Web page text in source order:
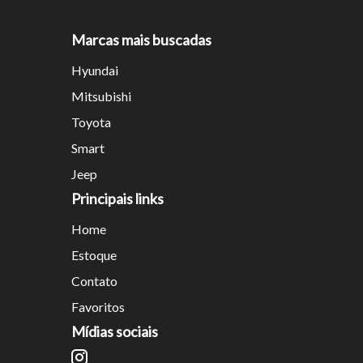
Marcas mais buscadas
Hyundai
Mitsubishi
Toyota
Smart
Jeep
Principais links
Home
Estoque
Contato
Favoritos
Mídias sociais